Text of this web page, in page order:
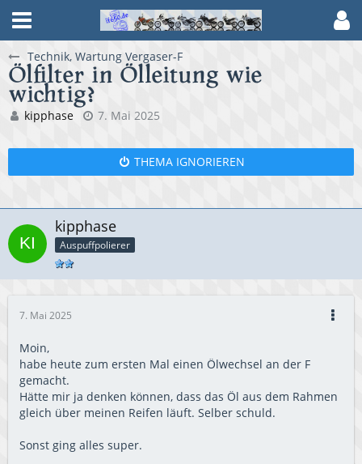
Technik, Wartung Vergaser-F
Ölfilter in Ölleitung wie
wichtig?
kipphase 7. Mai 2025
THEMA IGNORIEREN
kipphase
Auspuffpolierer
7. Mai 2025
Moin,
habe heute zum ersten Mal einen Ölwechsel an der F
gemacht.
Hätte mir ja denken können, dass das Öl aus dem Rahmen
gleich über meinen Reifen läuft. Selber schuld.
Sonst ging alles super.